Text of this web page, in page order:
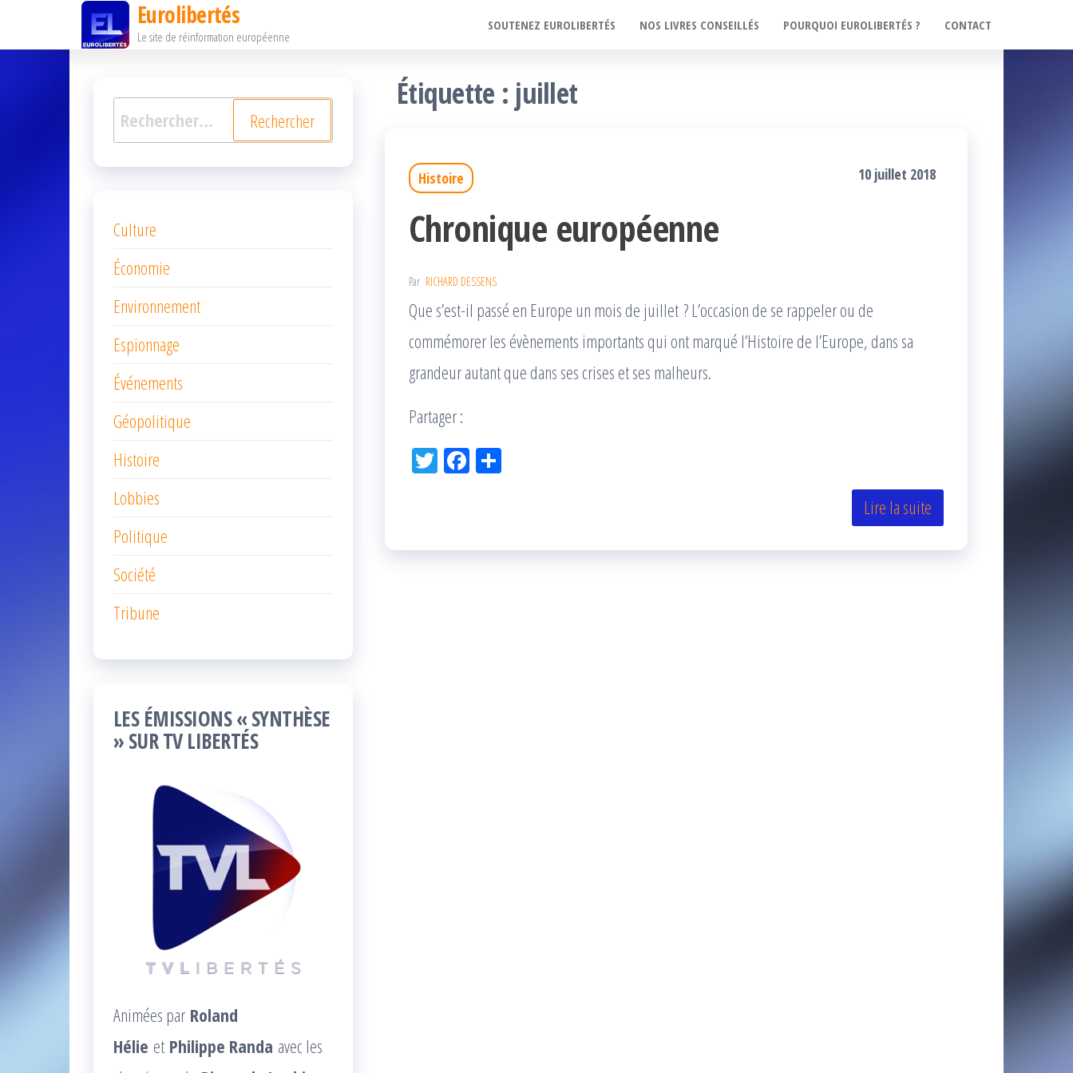
ce
Eurolibertés
Le site de réinformation européenne
SOUTENEZ EUROLIBERTÉS NOS LIVRES CONSEILLÉS POURQUOI EUROLIBERTÉS ? CONTACT
Étiquette : juillet
Histoire 10 juillet 2018
Chronique européenne
Par RICHARD DESSENS
Que s’est-il passé en Europe un mois de juillet ? L’occasion de se rappeler ou de
commémorer les évènements importants qui ont marqué l’Histoire de l’Europe, dans sa
grandeur autant que dans ses crises et ses malheurs.
Partager :
Tw Fac
Lire la suite
Rechercher :
Culture
Économie
Environnement
Espionnage
Événements
Géopolitique
Histoire
Lobbies
Politique
Société
Tribune
LES ÉMISSIONS « SYNTHÈSE
» SUR TV LIBERTÉS
Animées par Roland
Hélie et Philippe Randa avec les